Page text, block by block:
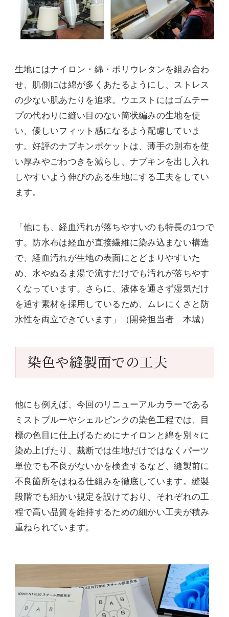
生地にはナイロン・綿・ポリウレタンを組み合わ
せ、肌側には綿が多くあたるようにし、ストレス
の少ない肌あたりを追求。ウエストにはゴムテー
プの代わりに縫い目のない筒状編みの生地を使
い、優しいフィット感になるよう配慮していま
す。好評のナプキンポケットは、薄手の別布を使
い厚みやごわつきを減らし、ナプキンを出し入れ
しやすいよう伸びのある生地にする工夫をしてい
ます。
「他にも、経血汚れが落ちやすいのも特長の1つで
す。防水布は経血が直接繊維に染み込まない構造
で、経血汚れが生地の表面にとどまりやすいた
め、水やぬるま湯で流すだけでも汚れが落ちやす
くなっています。さらに、液体を通さず湿気だけ
を通す素材を採用しているため、ムレにくさと防
水性を両立できています」（開発担当者 本城）
染色や縫製面での工夫
他にも例えば、今回のリニューアルカラーである
ミストブルーやシェルピンクの染色工程では、目
標の色目に仕上げるためにナイロンと綿を別々に
染め上げたり、裁断では生地だけではなくパーツ
単位でも不良がないかを検査するなど、縫製前に
不良箇所をはねる仕組みを徹底しています。縫製
段階でも細かい規定を設けており、それぞれの工
程で高い品質を維持するための細かい工夫が積み
重ねられています。